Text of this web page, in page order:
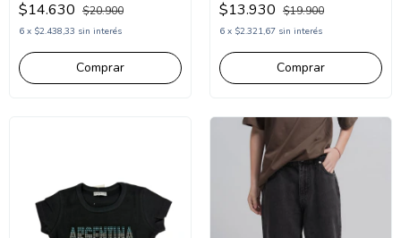
$14.630 $20.900
6 x $2.438,33 sin interés
Comprar
$13.930 $19.900
6 x $2.321,67 sin interés
Comprar